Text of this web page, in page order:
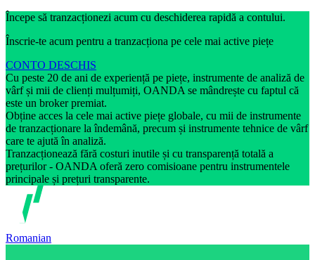
Începe să tranzacționezi acum cu deschiderea rapidă a contului.
Înscrie-te acum pentru a tranzacționa pe cele mai active piețe
CONTO DESCHIS
Cu peste 20 de ani de experiență pe piețe, instrumente de analiză de
vârf și mii de clienți mulțumiți, OANDA se mândrește cu faptul că
este un broker premiat.
Obține acces la cele mai active piețe globale, cu mii de instrumente
de tranzacționare la îndemână, precum și instrumente tehnice de vârf
care te ajută în analiză.
Tranzacționează fără costuri inutile și cu transparență totală a
prețurilor - OANDA oferă zero comisioane pentru instrumentele
principale și prețuri transparente.
Romanian